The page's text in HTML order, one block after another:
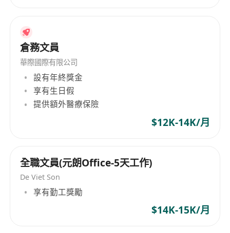
倉務文員
華際國際有限公司
設有年終獎金
享有生日假
提供額外醫療保險
$12K-14K/月
全職文員(元朗Office-5天工作)
De Viet Son
享有勤工獎勵
$14K-15K/月